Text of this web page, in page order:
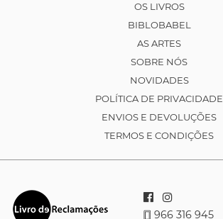
OS LIVROS
BIBLOBABEL
AS ARTES
SOBRE NÓS
NOVIDADES
POLÍTICA DE PRIVACIDADE
ENVIOS E DEVOLUÇÕES
TERMOS E CONDIÇÕES
966 316 945